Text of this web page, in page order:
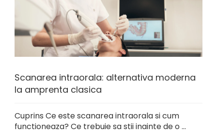
Scanarea intraorala: alternativa moderna
la amprenta clasica
Cuprins Ce este scanarea intraorala si cum
functioneaza? Ce trebuie sa stii inainte de o …